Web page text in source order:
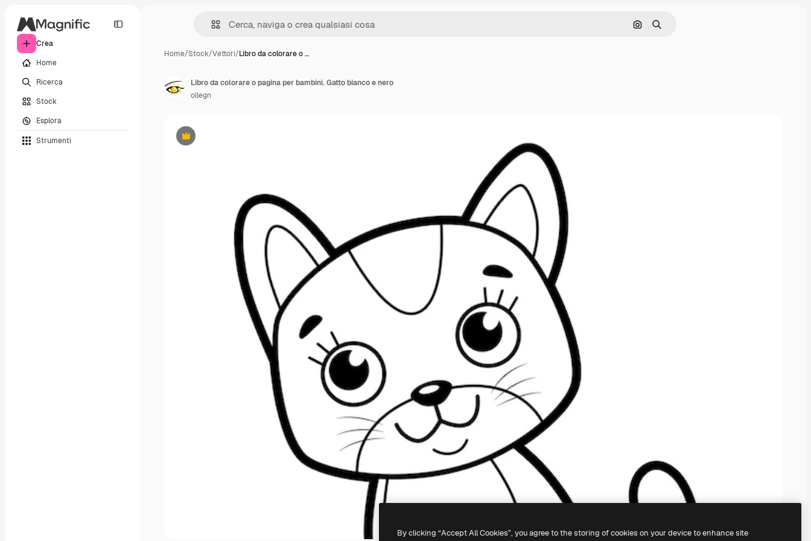
Crea
Home
Ricerca
Stock
Esplora
Strumenti
Cerca per immagine
Ricerca
Home/Stock/Vettori/Libro da colorare o …
Premium
Libro da colorare o pagina per bambini. Gatto bianco e nero
ollegn
By clicking “Accept All Cookies”, you agree to the storing of cookies on your device to enhance site